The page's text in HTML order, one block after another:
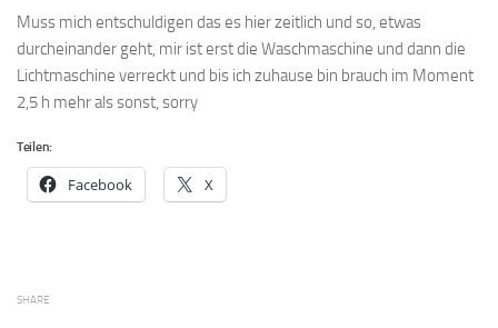
Muss mich entschuldigen das es hier zeitlich und so, etwas
durcheinander geht, mir ist erst die Waschmaschine und dann die
Lichtmaschine verreckt und bis ich zuhause bin brauch im Moment
2,5 h mehr als sonst, sorry
Teilen:
Facebook X
SHARE